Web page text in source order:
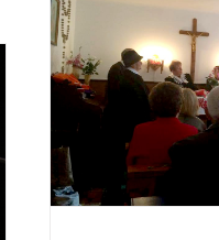
AMBRUS